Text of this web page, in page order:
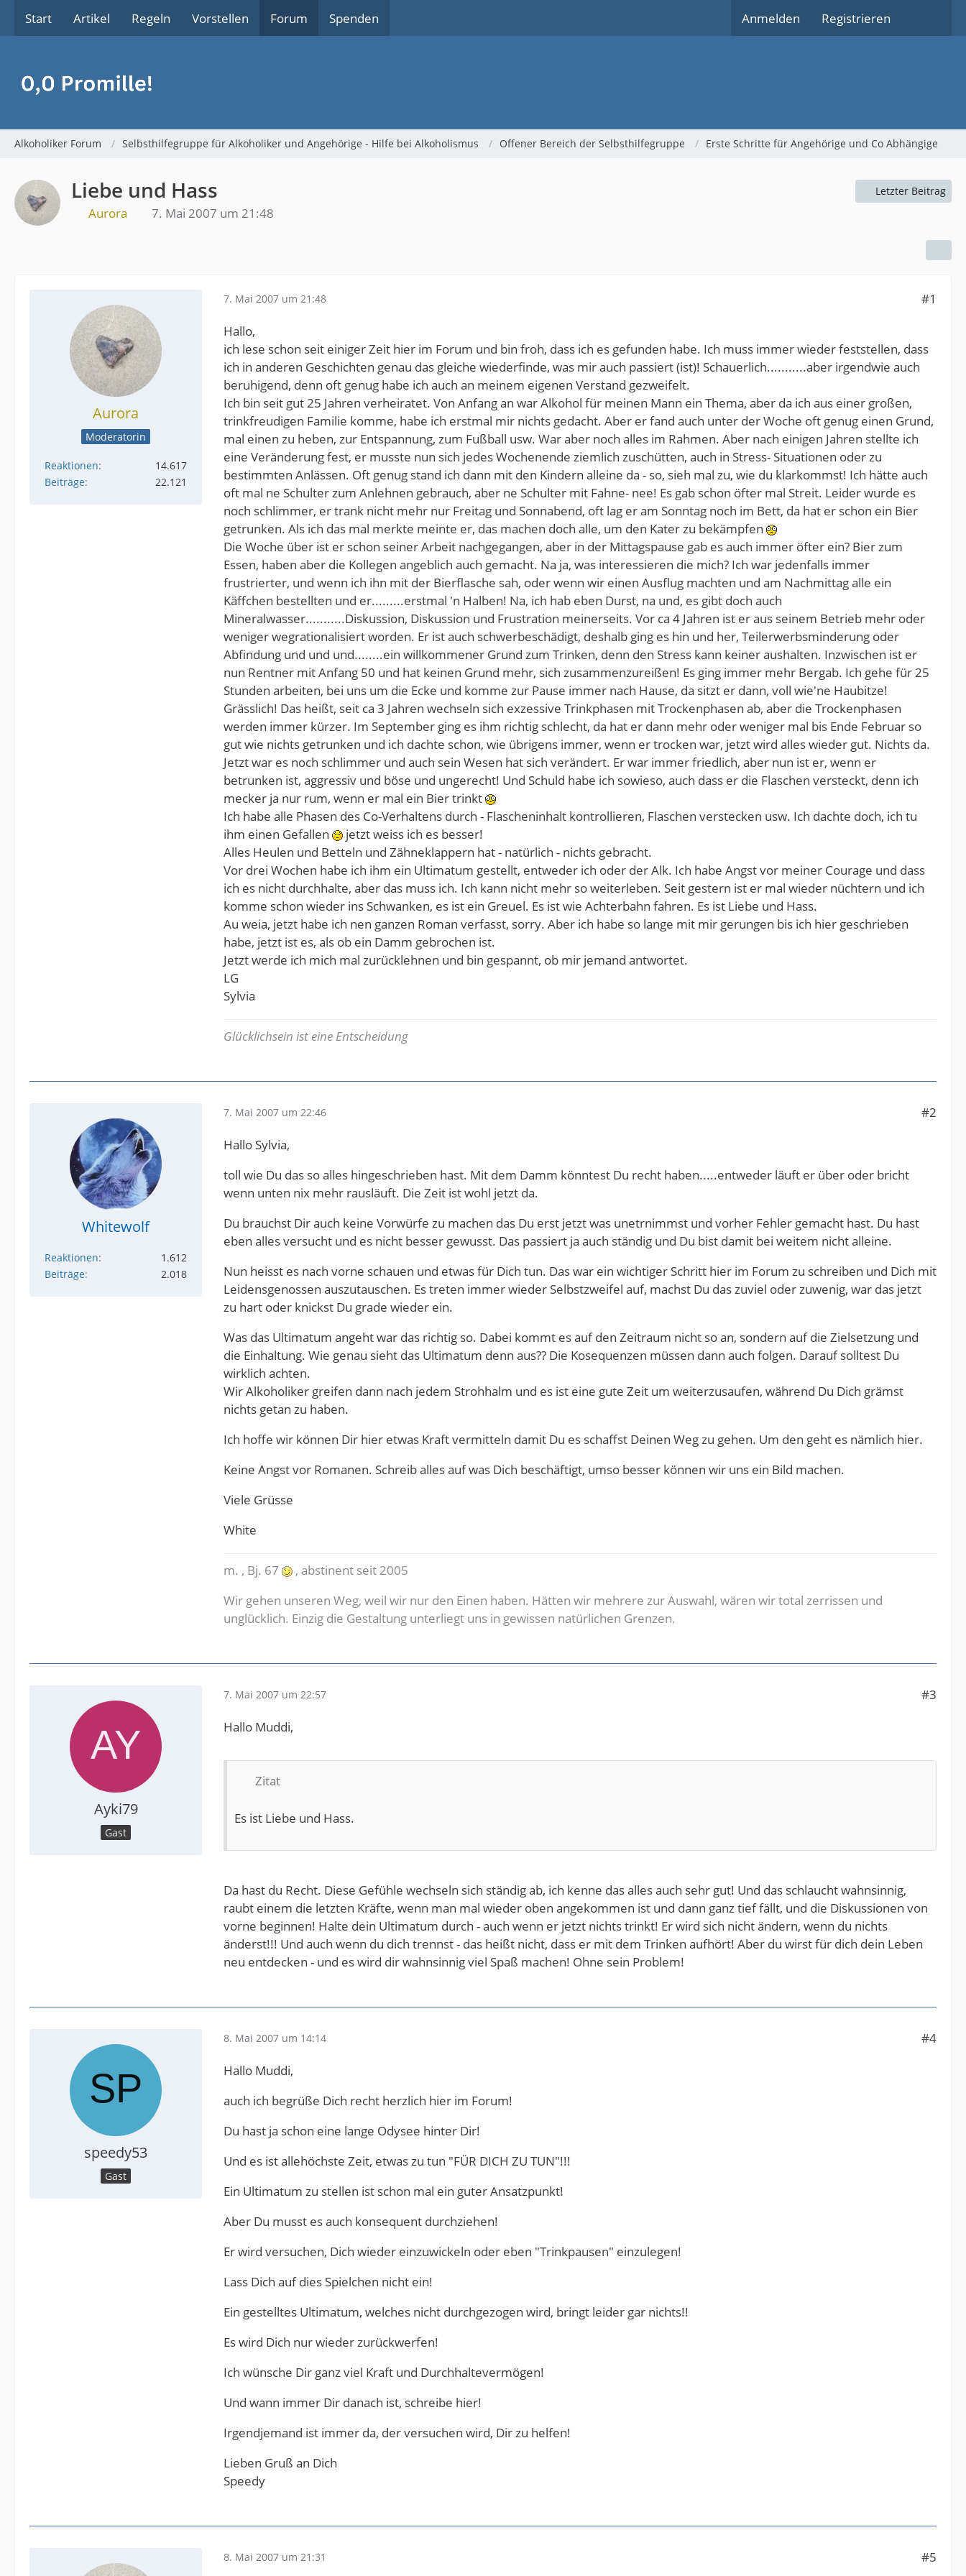
Start Artikel Regeln Vorstellen Forum Spenden Anmelden Registrieren
Alkoholiker Forum Selbsthilfegruppe für Alkoholiker und Angehörige - Hilfe bei Alkoholismus Offener Bereich der Selbsthilfegruppe Erste Schritte für Angehörige und Co Abhängige
Liebe und Hass
Aurora 7. Mai 2007 um 21:48
Letzter Beitrag
Aurora
Moderatorin
Reaktionen
14.617
Beiträge
22.121
7. Mai 2007 um 21:48
#1
Hallo,
ich lese schon seit einiger Zeit hier im Forum und bin froh, dass ich es gefunden habe. Ich muss immer wieder feststellen, dass
ich in anderen Geschichten genau das gleiche wiederfinde, was mir auch passiert (ist)! Schauerlich...........aber irgendwie auch
beruhigend, denn oft genug habe ich auch an meinem eigenen Verstand gezweifelt.
Ich bin seit gut 25 Jahren verheiratet. Von Anfang an war Alkohol für meinen Mann ein Thema, aber da ich aus einer großen,
trinkfreudigen Familie komme, habe ich erstmal mir nichts gedacht. Aber er fand auch unter der Woche oft genug einen Grund,
mal einen zu heben, zur Entspannung, zum Fußball usw. War aber noch alles im Rahmen. Aber nach einigen Jahren stellte ich
eine Veränderung fest, er musste nun sich jedes Wochenende ziemlich zuschütten, auch in Stress- Situationen oder zu
bestimmten Anlässen. Oft genug stand ich dann mit den Kindern alleine da - so, sieh mal zu, wie du klarkommst! Ich hätte auch
oft mal ne Schulter zum Anlehnen gebrauch, aber ne Schulter mit Fahne- nee! Es gab schon öfter mal Streit. Leider wurde es
noch schlimmer, er trank nicht mehr nur Freitag und Sonnabend, oft lag er am Sonntag noch im Bett, da hat er schon ein Bier
getrunken. Als ich das mal merkte meinte er, das machen doch alle, um den Kater zu bekämpfen
Die Woche über ist er schon seiner Arbeit nachgegangen, aber in der Mittagspause gab es auch immer öfter ein? Bier zum
Essen, haben aber die Kollegen angeblich auch gemacht. Na ja, was interessieren die mich? Ich war jedenfalls immer
frustrierter, und wenn ich ihn mit der Bierflasche sah, oder wenn wir einen Ausflug machten und am Nachmittag alle ein
Käffchen bestellten und er.........erstmal 'n Halben! Na, ich hab eben Durst, na und, es gibt doch auch
Mineralwasser...........Diskussion, Diskussion und Frustration meinerseits. Vor ca 4 Jahren ist er aus seinem Betrieb mehr oder
weniger wegrationalisiert worden. Er ist auch schwerbeschädigt, deshalb ging es hin und her, Teilerwerbsminderung oder
Abfindung und und und........ein willkommener Grund zum Trinken, denn den Stress kann keiner aushalten. Inzwischen ist er
nun Rentner mit Anfang 50 und hat keinen Grund mehr, sich zusammenzureißen! Es ging immer mehr Bergab. Ich gehe für 25
Stunden arbeiten, bei uns um die Ecke und komme zur Pause immer nach Hause, da sitzt er dann, voll wie'ne Haubitze!
Grässlich! Das heißt, seit ca 3 Jahren wechseln sich exzessive Trinkphasen mit Trockenphasen ab, aber die Trockenphasen
werden immer kürzer. Im September ging es ihm richtig schlecht, da hat er dann mehr oder weniger mal bis Ende Februar so
gut wie nichts getrunken und ich dachte schon, wie übrigens immer, wenn er trocken war, jetzt wird alles wieder gut. Nichts da.
Jetzt war es noch schlimmer und auch sein Wesen hat sich verändert. Er war immer friedlich, aber nun ist er, wenn er
betrunken ist, aggressiv und böse und ungerecht! Und Schuld habe ich sowieso, auch dass er die Flaschen versteckt, denn ich
mecker ja nur rum, wenn er mal ein Bier trinkt
Ich habe alle Phasen des Co-Verhaltens durch - Flascheninhalt kontrollieren, Flaschen verstecken usw. Ich dachte doch, ich tu
ihm einen Gefallen
jetzt weiss ich es besser!
Alles Heulen und Betteln und Zähneklappern hat - natürlich - nichts gebracht.
Vor drei Wochen habe ich ihm ein Ultimatum gestellt, entweder ich oder der Alk. Ich habe Angst vor meiner Courage und dass
ich es nicht durchhalte, aber das muss ich. Ich kann nicht mehr so weiterleben. Seit gestern ist er mal wieder nüchtern und ich
komme schon wieder ins Schwanken, es ist ein Greuel. Es ist wie Achterbahn fahren. Es ist Liebe und Hass.
Au weia, jetzt habe ich nen ganzen Roman verfasst, sorry. Aber ich habe so lange mit mir gerungen bis ich hier geschrieben
habe, jetzt ist es, als ob ein Damm gebrochen ist.
Jetzt werde ich mich mal zurücklehnen und bin gespannt, ob mir jemand antwortet.
LG
Sylvia
Glücklichsein ist eine Entscheidung
Whitewolf
Reaktionen
1.612
Beiträge
2.018
7. Mai 2007 um 22:46
#2
Hallo Sylvia,
toll wie Du das so alles hingeschrieben hast. Mit dem Damm könntest Du recht haben.....entweder läuft er über oder bricht
wenn unten nix mehr rausläuft. Die Zeit ist wohl jetzt da.
Du brauchst Dir auch keine Vorwürfe zu machen das Du erst jetzt was unetrnimmst und vorher Fehler gemacht hast. Du hast
eben alles versucht und es nicht besser gewusst. Das passiert ja auch ständig und Du bist damit bei weitem nicht alleine.
Nun heisst es nach vorne schauen und etwas für Dich tun. Das war ein wichtiger Schritt hier im Forum zu schreiben und Dich mit
Leidensgenossen auszutauschen. Es treten immer wieder Selbstzweifel auf, machst Du das zuviel oder zuwenig, war das jetzt
zu hart oder knickst Du grade wieder ein.
Was das Ultimatum angeht war das richtig so. Dabei kommt es auf den Zeitraum nicht so an, sondern auf die Zielsetzung und
die Einhaltung. Wie genau sieht das Ultimatum denn aus?? Die Kosequenzen müssen dann auch folgen. Darauf solltest Du
wirklich achten.
Wir Alkoholiker greifen dann nach jedem Strohhalm und es ist eine gute Zeit um weiterzusaufen, während Du Dich grämst
nichts getan zu haben.
Ich hoffe wir können Dir hier etwas Kraft vermitteln damit Du es schaffst Deinen Weg zu gehen. Um den geht es nämlich hier.
Keine Angst vor Romanen. Schreib alles auf was Dich beschäftigt, umso besser können wir uns ein Bild machen.
Viele Grüsse
White
m. , Bj. 67
, abstinent seit 2005
Wir gehen unseren Weg, weil wir nur den Einen haben. Hätten wir mehrere zur Auswahl, wären wir total zerrissen und
unglücklich. Einzig die Gestaltung unterliegt uns in gewissen natürlichen Grenzen.
Ayki79
Gast
7. Mai 2007 um 22:57
#3
Hallo Muddi,
Zitat
Es ist Liebe und Hass.
Da hast du Recht. Diese Gefühle wechseln sich ständig ab, ich kenne das alles auch sehr gut! Und das schlaucht wahnsinnig,
raubt einem die letzten Kräfte, wenn man mal wieder oben angekommen ist und dann ganz tief fällt, und die Diskussionen von
vorne beginnen! Halte dein Ultimatum durch - auch wenn er jetzt nichts trinkt! Er wird sich nicht ändern, wenn du nichts
änderst!!! Und auch wenn du dich trennst - das heißt nicht, dass er mit dem Trinken aufhört! Aber du wirst für dich dein Leben
neu entdecken - und es wird dir wahnsinnig viel Spaß machen! Ohne sein Problem!
speedy53
Gast
8. Mai 2007 um 14:14
#4
Hallo Muddi,
auch ich begrüße Dich recht herzlich hier im Forum!
Du hast ja schon eine lange Odysee hinter Dir!
Und es ist allehöchste Zeit, etwas zu tun "FÜR DICH ZU TUN"!!!
Ein Ultimatum zu stellen ist schon mal ein guter Ansatzpunkt!
Aber Du musst es auch konsequent durchziehen!
Er wird versuchen, Dich wieder einzuwickeln oder eben "Trinkpausen" einzulegen!
Lass Dich auf dies Spielchen nicht ein!
Ein gestelltes Ultimatum, welches nicht durchgezogen wird, bringt leider gar nichts!!
Es wird Dich nur wieder zurückwerfen!
Ich wünsche Dir ganz viel Kraft und Durchhaltevermögen!
Und wann immer Dir danach ist, schreibe hier!
Irgendjemand ist immer da, der versuchen wird, Dir zu helfen!
Lieben Gruß an Dich
Speedy
8. Mai 2007 um 21:31 #5